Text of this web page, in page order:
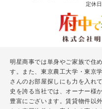
定休
明星商事では単身やご家族で住
す。また、東京農工大学・東京
さんのお部屋探しにも力を入れ
史を誇る当社では、オーナー様
豊富にございます。賃貸物件以